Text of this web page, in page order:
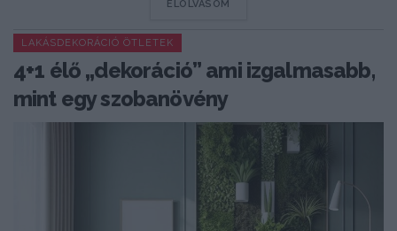
ELOLVASOM
LAKÁSDEKORÁCIÓ ÖTLETEK
4+1 élő „dekoráció” ami izgalmasabb,
mint egy szobanövény